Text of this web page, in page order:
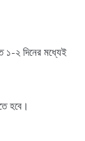
১-২ দিনের মধ্যেই
হবে।